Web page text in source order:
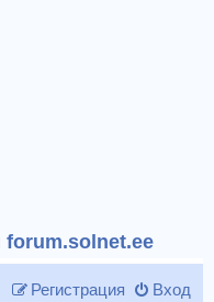
Вход
Регистрация